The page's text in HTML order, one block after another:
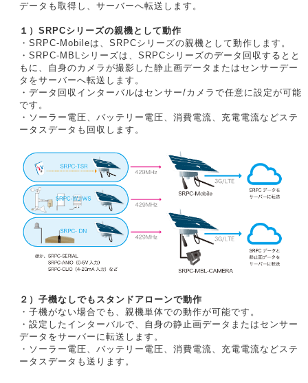
データも取得し、サーバーへ転送します。
１）SRPCシリーズの親機として動作
・SRPC-Mobileは、SRPCシリーズの親機として動作します。
・SRPC-MBLシリーズは、SRPCシリーズのデータ回収するとと
もに、自身のカメラが撮影した静止画データまたはセンサーデー
タをサーバーへ転送します。
・データ回収インターバルはセンサー/カメラで任意に設定が可能
です。
・ソーラー電圧、バッテリー電圧、消費電流、充電電流などステ
ータスデータも回収します。
２）子機なしでもスタンドアローンで動作
・子機がない場合でも、親機単体での動作が可能です。
・設定したインターバルで、自身の静止画データまたはセンサー
データをサーバーに転送します。
・ソーラー電圧、バッテリー電圧、消費電流、充電電流などステ
ータスデータも送ります。